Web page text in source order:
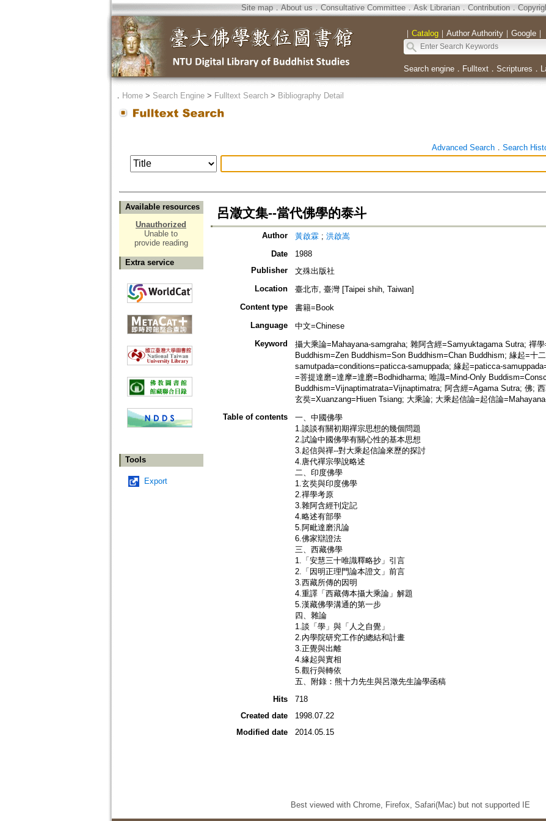
Site map．About us ． Consultative Committee． Ask Librarian． Contribution．
｜ Catalog｜ Author Authority｜ Google｜
Search engine． Fulltext． Scriptures ．
． Home> Search Engine> Fulltext Search> Bibliography Detail
Advanced Search． Search
Available resources
Unauthorized
Unable to
provide reading
Extra service
Tools
Export
呂澂文集--當代佛學的泰斗
Author 黃啟霖; 洪啟嵩
Date
1988
Publisher
文殊出版社
Location
臺北市, 臺灣 [Taipei shih, Taiwan]
Content type
書籍=Book
Language
中文=Chinese
Keyword
攝大乘論=Mahayana-samgraha; 雜阿含經=Samyuktagama Sutra; 禪
Buddhism=Zen Buddhism=Son Buddhism=Chan Buddhism; 緣起=十
samutpada=conditions=paticca-samuppada; 緣起=paticca-
=菩提達磨=達摩=達磨=Bodhidharma; 唯識=Mind-Only
Buddhism=Vijnaptimatrata=Vijnaptimatra; 阿含經=Agama Sutra; 佛;
玄奘=Xuanzang=Hiuen Tsiang; 大乘論; 大乘起信論=起信論
Table of contents
一、中國佛學
1.談談有關初期禪宗思想的幾個問題
2.試論中國佛學有關心性的基本思想
3.起信與禪--對大乘起信論來歷的探討
4.唐代禪宗學說略述
二、印度佛學
1.玄奘與印度佛學
2.禪學考原
3.雜阿含經刊定記
4.略述有部學
5.阿毗達磨汎論
6.佛家辯證法
三、西藏佛學
1.「安慧三十唯識釋略抄」引言
2.「因明正理門論本證文」前言
3.西藏所傳的因明
4.重譯「西藏傳本攝大乘論」解題
5.漢藏佛學溝通的第一步
四、雜論
1.談「學」與「人之自覺」
2.內學院研究工作的總結和計畫
3.正覺與出離
4.緣起與實相
5.觀行與轉依
五、附錄：熊十力先生與呂澂先生論學函稿
Hits
718
Created date
1998.07.22
Modified date
2014.05.15
Best viewed with Chrome, Firefox, Safari(Mac) but not supported IE